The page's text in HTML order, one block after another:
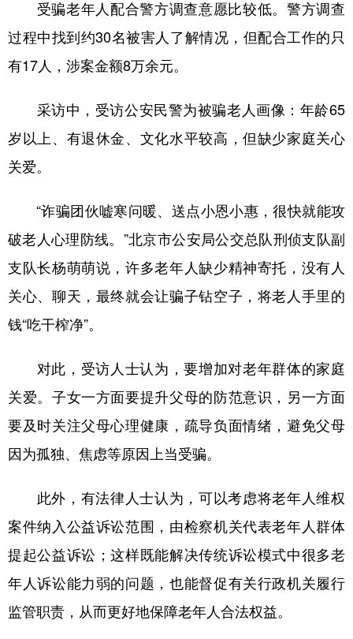
受骗老年人配合警方调查意愿比较低。警方调查
过程中找到约30名被害人了解情况，但配合工作的只
有17人，涉案金额8万余元。
采访中，受访公安民警为被骗老人画像：年龄65
岁以上、有退休金、文化水平较高，但缺少家庭关心
关爱。
“诈骗团伙嘘寒问暖、送点小恩小惠，很快就能攻
破老人心理防线。”北京市公安局公交总队刑侦支队副
支队长杨萌萌说，许多老年人缺少精神寄托，没有人
关心、聊天，最终就会让骗子钻空子，将老人手里的
钱“吃干榨净”。
对此，受访人士认为，要增加对老年群体的家庭
关爱。子女一方面要提升父母的防范意识，另一方面
要及时关注父母心理健康，疏导负面情绪，避免父母
因为孤独、焦虑等原因上当受骗。
此外，有法律人士认为，可以考虑将老年人维权
案件纳入公益诉讼范围，由检察机关代表老年人群体
提起公益诉讼；这样既能解决传统诉讼模式中很多老
年人诉讼能力弱的问题，也能督促有关行政机关履行
监管职责，从而更好地保障老年人合法权益。